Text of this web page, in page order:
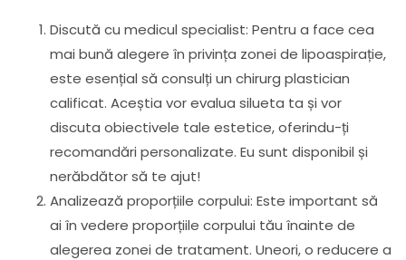
Discută cu medicul specialist: Pentru a face cea
mai bună alegere în privința zonei de lipoaspirație,
este esențial să consulți un chirurg plastician
calificat. Aceștia vor evalua silueta ta și vor
discuta obiectivele tale estetice, oferindu-ți
recomandări personalizate. Eu sunt disponibil și
nerăbdător să te ajut!
Analizează proporțiile corpului: Este important să
ai în vedere proporțiile corpului tău înainte de
alegerea zonei de tratament. Uneori, o reducere a